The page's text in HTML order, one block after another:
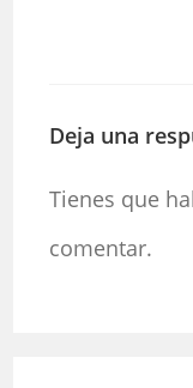
Deja una
Tienes que
comentar.